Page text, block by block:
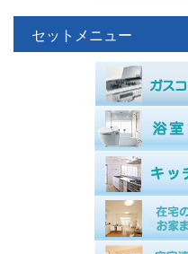
セットメニュー